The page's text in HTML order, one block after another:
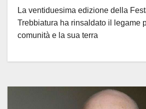
La ventiduesima edizione della
Trebbiatura ha rinsaldato il legame
comunità e la sua terra